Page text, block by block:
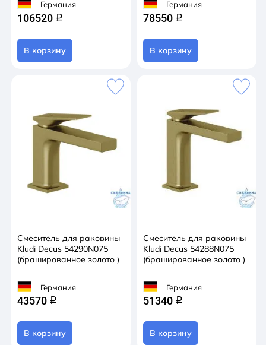
Германия
106520 q
В корзину
Германия
78550 q
В корзину
Смеситель для раковины
Kludi Decus 54290N075
(брашированное золото )
Германия
43570 q
В корзину
Смеситель для раковины
Kludi Decus 54288N075
(брашированное золото )
Германия
51340 q
В корзину